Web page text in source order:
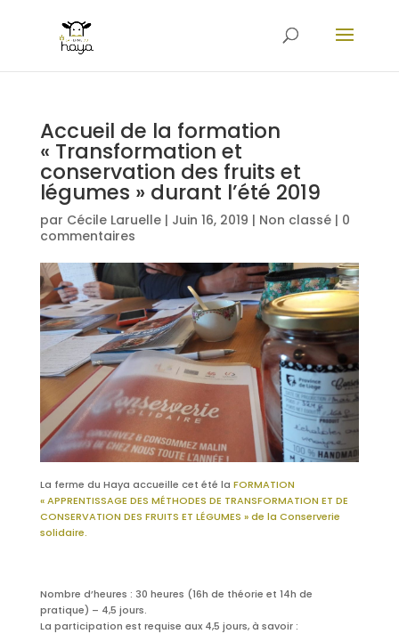
Accueil de la formation
« Transformation et
conservation des fruits et
légumes » durant l’été 2019
par Cécile Laruelle| Juin 16, 2019 | Non classé| 0
commentaires
La ferme du Haya accueille cet été la FORMATION
« APPRENTISSAGE DES MÉTHODES DE TRANSFORMATION ET DE
CONSERVATION DES FRUITS ET LÉGUMES » de la Conserverie
solidaire.
Nombre d’heures : 30 heures (16h de théorie et 14h de
pratique) – 4,5 jours.
La participation est requise aux 4,5 jours, à savoir :